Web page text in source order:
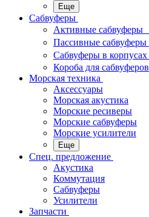
Еще
Сабвуферы
Активные сабвуферы
Пассивные сабвуферы
Сабвуферы в корпусах
Короба для сабвуферов
Морская техника
Аксессуары
Морская акустика
Морские ресиверы
Морские сабвуферы
Морские усилители
Еще
Спец. предложение
Акустика
Коммутация
Сабвуферы
Усилители
Запчасти